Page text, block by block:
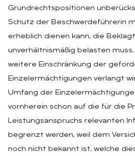
Grundrechtspositionen
Schutz der Beschwerdeführerin
erheblich dienen kann, die
unverhältnismäßig belasten
weitere Einschränkung der
Einzelermächtigungen verlangt
Umfang der
vornherein schon auf die für die
Leistungsanspruchs relevanten
begrenzt werden, weil dem
noch nicht bekannt ist, welche